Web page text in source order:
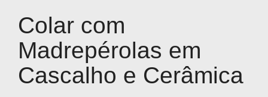
Colar com
Madrepérolas em
Cascalho e Cerâmica